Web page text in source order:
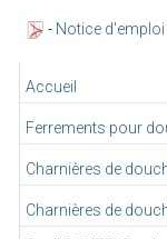
Accueil
Ferrements pour
Charnières de
Charnières de
- Notice d'emploi